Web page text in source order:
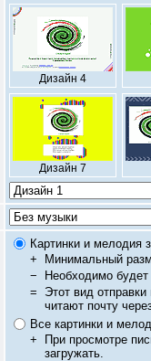
Дизайн 4
Дизайн 7
Картинки и мелодия
+
Минимальный
−
Необходимо будет
= Этот вид
читают почту
Все картинки и
+
При просмотре
загружать.